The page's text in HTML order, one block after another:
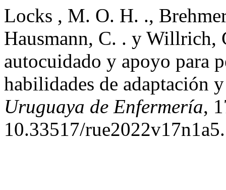
Locks , M. O. H. .,
Hausmann, C. . y Willrich,
autocuidado y apoyo para
habilidades de adaptación
Uruguaya de Enfermería,
10.33517/rue2022v17n1a5.